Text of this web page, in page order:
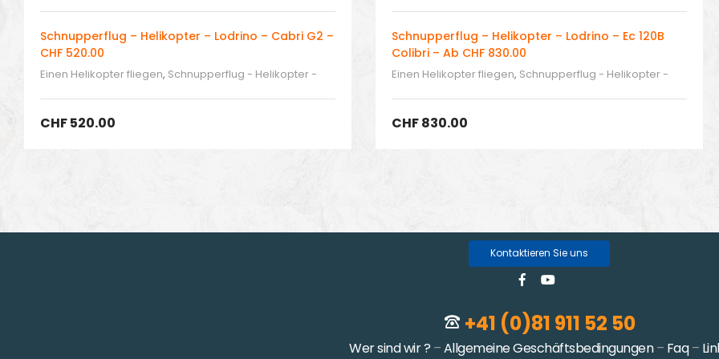
Schnupperflug – Helikopter – Lodrino – Cabri G2 –
CHF 520.00
Einen Helikopter fliegen, Schnupperflug - Helikopter -
CHF520.00
Schnupperflug – Helikopter – Lodrino – Ec 120B
Colibri – Ab CHF 830.00
Einen Helikopter fliegen, Schnupperflug - Helikopter -
CHF830.00
Kontaktieren Sie uns
+41 (0)81 911 52 50
Wer sind wir ? –Allgemeine Geschäftsbedingungen– Faq–